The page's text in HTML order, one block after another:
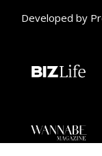
Developed by